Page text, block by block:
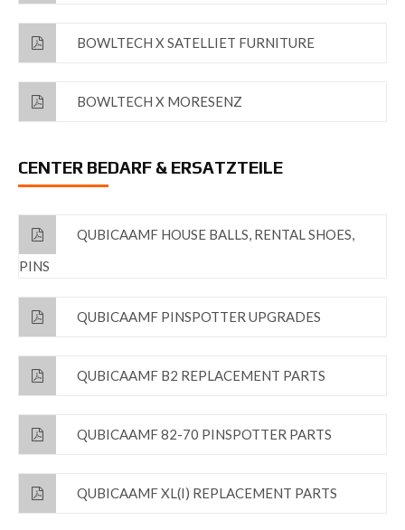
BOWLTECH X SATELLIET FURNITURE
BOWLTECH X MORESENZ
CENTER BEDARF & ERSATZTEILE
QUBICAAMF HOUSE BALLS, RENTAL SHOES,
PINS
QUBICAAMF PINSPOTTER UPGRADES
QUBICAAMF B2 REPLACEMENT PARTS
QUBICAAMF 82-70 PINSPOTTER PARTS
QUBICAAMF XL(I) REPLACEMENT PARTS